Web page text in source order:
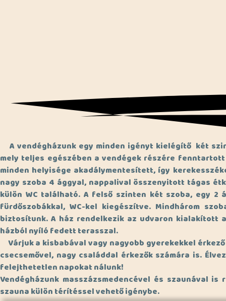
A vendégházunk egy minden igényt kielégítő két
mely teljes egészében a vendégek részére
minden helyisége akadálymentesített, így
nagy szoba 4 ággyal, nappalival összenyitott tágas
külön WC található. A felső szinten két szoba, egy
fürdőszobákkal, WC-kel kiegészítve. Mindhárom
biztosítunk. A ház rendelkezik az udvaron kialakított
házból nyíló fedett terasszal.
Várjuk a kisbabával vagy nagyobb gyerekekkel
csecsemővel, nagy családdal érkezők számára is.
felejthetetlen napokat nálunk!
Vendégházunk masszázsmedencével és szaunával
szauna külön térítéssel vehető igénybe.